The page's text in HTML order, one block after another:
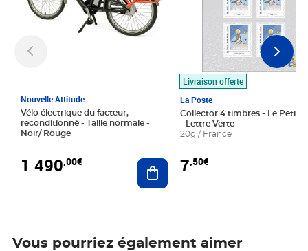
Nouvelle Attitude
Vélo électrique du facteur,
reconditionné - Taille normale -
Noir/ Rouge
1 490,00€ Ajouter au panier
Livraison offerte
La Poste
Collector 4 timbres - Le Petit
- Lettre Verte
20g / France
7,50€
Vous pourriez également aimer